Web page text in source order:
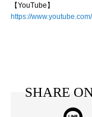
【YouTube】
https://
SHARE